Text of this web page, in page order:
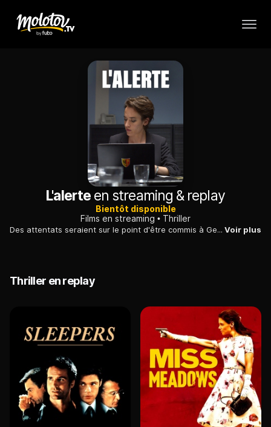
L'alerteen streaming & replay
Bientôt disponible
Films en streaming
Thriller
Des attentats seraient sur le point d'être commis à Genève : une politicienne, sa conseillère, un policier et un procureur sont en alerte. Voir plus
Thriller en replay